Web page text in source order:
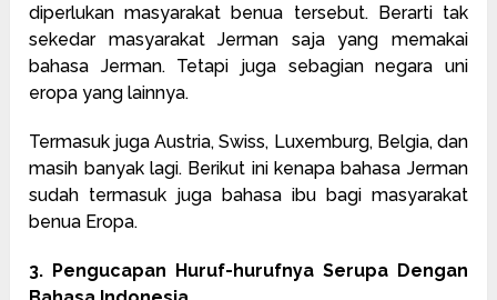
diperlukan masyarakat benua tersebut. Berarti tak
sekedar masyarakat Jerman saja yang memakai
bahasa Jerman. Tetapi juga sebagian negara uni
eropa yang lainnya.
Termasuk juga Austria, Swiss, Luxemburg, Belgia, dan
masih banyak lagi. Berikut ini kenapa bahasa Jerman
sudah termasuk juga bahasa ibu bagi masyarakat
benua Eropa.
3. Pengucapan Huruf-hurufnya Serupa Dengan